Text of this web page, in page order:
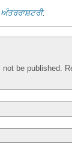
ਅੰਤਰਰਾਸ਼ਟਰੀ.
be published.